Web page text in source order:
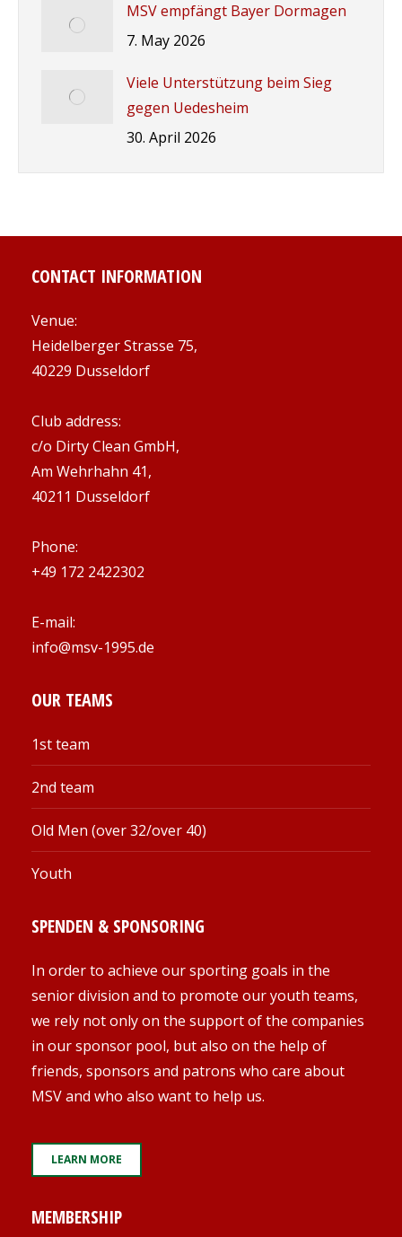
MSV empfängt Bayer Dormagen
7. May 2026
Viele Unterstützung beim Sieg
gegen Uedesheim
30. April 2026
CONTACT INFORMATION
Venue:
Heidelberger Strasse 75,
40229 Dusseldorf
Club address:
c/o Dirty Clean GmbH,
Am Wehrhahn 41,
40211 Dusseldorf
Phone:
+49 172 2422302
E-mail:
info@msv-1995.de
OUR TEAMS
1st team
2nd team
Old Men (over 32/over 40)
Youth
SPENDEN & SPONSORING
In order to achieve our sporting goals in the
senior division and to promote our youth teams,
we rely not only on the support of the companies
in our sponsor pool, but also on the help of
friends, sponsors and patrons who care about
MSV and who also want to help us.
LEARN MORE
MEMBERSHIP